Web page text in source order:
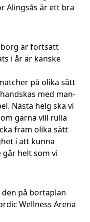
Alingsås är ett bra
är fortsatt
i år är kanske
på olika sätt
med man-
Nästa helg ska vi
gärna vill rulla
fram olika sätt
i att kunna
helt som vi
den på bortaplan
Wellness Arena